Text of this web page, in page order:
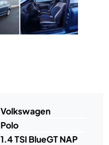
Volkswagen
Polo
1.4 TSI BlueGT NAP